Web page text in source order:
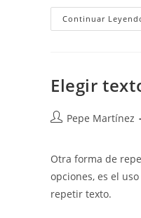
Continuar
Elegir
Autor
entrada:
Pepe Martínez
Otra forma de
opciones, es el
repetir texto.